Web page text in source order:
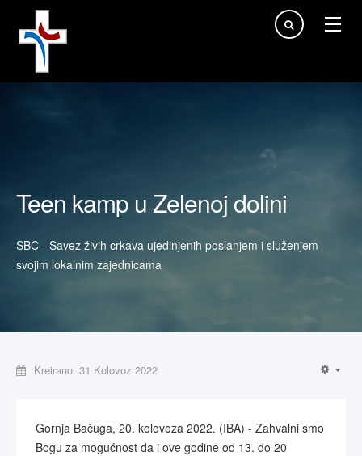
Traži...
Teen kamp u Zelenoj dolini
SBC - Savez živih crkava ujedinjenih poslanjem i služenjem
svojim lokalnim zajednicama
Kreirano: 31 Kolovoz 2022
Gornja Bačuga, 20. kolovoza 2022. (IBA) - Zahvalni smo
Bogu za mogućnost da i ove godine od 13. do 20